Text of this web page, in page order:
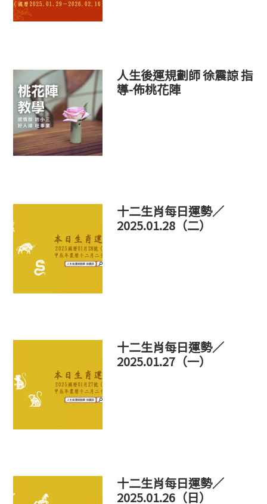
人生後運規劃師 徐震諒 指
導-佈桃花陣
十二生肖每日運勢／
2025.01.28（二）
十二生肖每日運勢／
2025.01.27（一）
十二生肖每日運勢／
2025.01.26（日）